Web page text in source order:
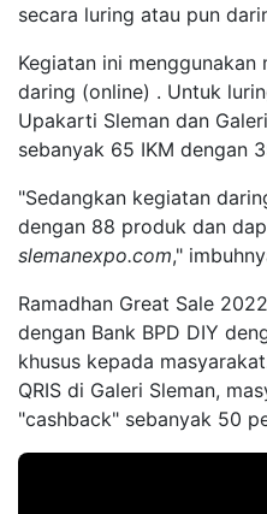
secara luring atau pun
Kegiatan ini
daring (online) . Untuk
Upakarti Sleman dan
sebanyak 65 IKM dengan
"Sedangkan kegiatan
dengan 88 produk dan
slemanexpo.com,"
Ramadhan Great Sale
dengan Bank BPD DIY
khusus kepada
QRIS di Galeri Sleman,
"cashback" sebanyak 50